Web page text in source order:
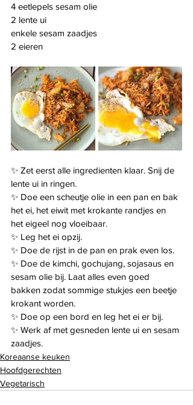
4 eetlepels sesam olie
2 lente ui
enkele sesam zaadjes
2 eieren
✨ Zet eerst alle ingredienten klaar. Snij de
lente ui in ringen.
✨ Doe een scheutje olie in een pan en bak
het ei, het eiwit met krokante randjes en
het eigeel nog vloeibaar.
✨ Leg het ei opzij.
✨ Doe de rijst in de pan en prak even los.
✨ Doe de kimchi, gochujang, sojasaus en
sesam olie bij. Laat alles even goed
bakken zodat sommige stukjes een beetje
krokant worden.
✨ Doe op een bord en leg het ei er bij.
✨ Werk af met gesneden lente ui en sesam
zaadjes.
Koreaanse keuken
Hoofdgerechten
Vegetarisch